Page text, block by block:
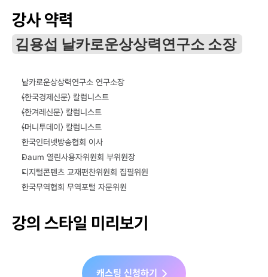
강사 약력
김용섭 날카로운상상력연구소 소장
날카로운상상력연구소 연구소장
〈한국경제신문〉 칼럼니스트
〈한겨레신문〉 칼럼니스트
〈머니투데이〉 칼럼니스트
한국인터넷방송협회 이사
Daum 열린사용자위원회 부위원장
디지털콘텐츠 교재편찬위원회 집필위원
한국무역협회 무역포털 자문위원
강의 스타일 미리보기
캐스팅 신청하기